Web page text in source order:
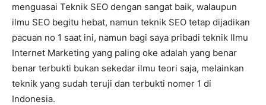
menguasai Teknik SEO dengan sangat baik, walaupun
ilmu SEO begitu hebat, namun teknik SEO tetap dijadikan
pacuan no 1 saat ini, namun bagi saya pribadi teknik Ilmu
Internet Marketing yang paling oke adalah yang benar
benar terbukti bukan sekedar ilmu teori saja, melainkan
teknik yang sudah teruji dan terbukti nomer 1 di
Indonesia.